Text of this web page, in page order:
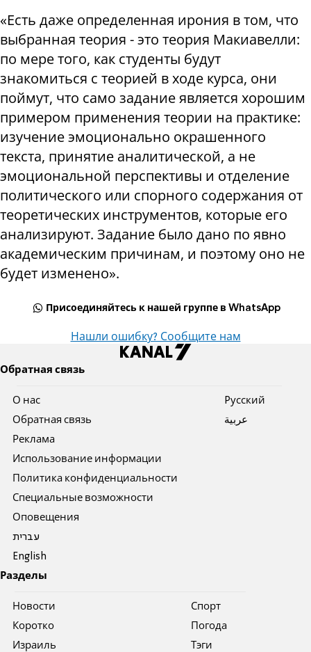
«Есть даже определенная ирония в том, что
выбранная теория - это теория Макиавелли:
по мере того, как студенты будут
знакомиться с теорией в ходе курса, они
поймут, что само задание является хорошим
примером применения теории на практике:
изучение эмоционально окрашенного
текста, принятие аналитической, а не
эмоциональной перспективы и отделение
политического или спорного содержания от
теоретических инструментов, которые его
анализируют. Задание было дано по явно
академическим причинам, и поэтому оно не
будет изменено».
Присоединяйтесь к нашей группе в WhatsApp
Нашли ошибку? Сообщите нам
Обратная связь
О нас
Обратная связь
Реклама
Использование информации
Политика конфиденциальности
Специальные возможности
Оповещения
עברית
English
Pусский
عربية
Разделы
Новости
Коротко
Израиль
Спорт
Погода
Тэги